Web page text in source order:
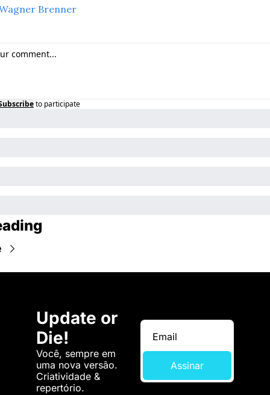
Brenner
to participate
Update or
Die!
Você, sempre em
uma nova versão.
Criatividade &
repertório.
Assinar